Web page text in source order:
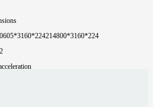
14800*3160*224